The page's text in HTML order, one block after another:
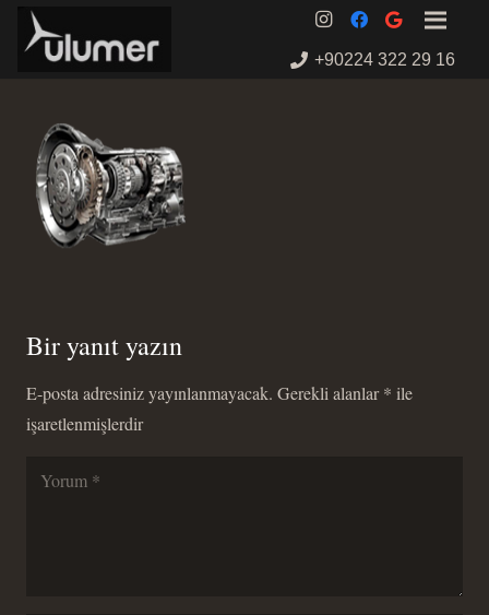
+90224 322 29 16
Bir yanıt yazın
E-posta adresiniz yayınlanmayacak. Gerekli alanlar* ile
işaretlenmişlerdir